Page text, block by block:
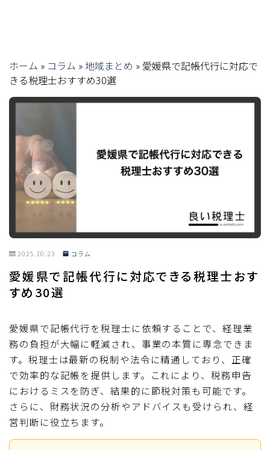
ホーム » コラム » 地域まとめ » 愛媛県で記帳代行に対応で
きる税理士おすすめ30選
2025.10.23 コラム
愛媛県で記帳代行に対応できる税理士おす
すめ30選
愛媛県で記帳代行を税理士に依頼することで、経理業
務の負担が大幅に軽減され、事業の本質に専念できま
す。税理士は最新の税制や法令に精通しており、正確
で効率的な記帳を提供します。これにより、税務申告
におけるミスを防ぎ、結果的に節税対策も可能です。
さらに、財務状況の分析やアドバイスも受けられ、経
営判断に役立ちます。